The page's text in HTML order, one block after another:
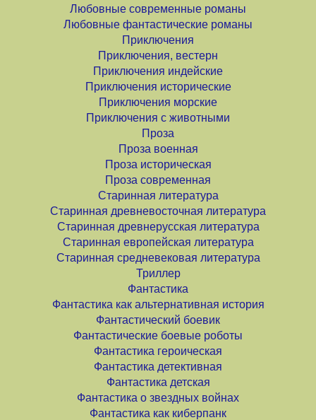
Любовные современные романы
Любовные фантастические романы
Приключения
Приключения, вестерн
Приключения индейские
Приключения исторические
Приключения морские
Приключения с животными
Проза
Проза военная
Проза историческая
Проза современная
Старинная литература
Старинная древневосточная литература
Старинная древнерусская литература
Старинная европейская литература
Старинная средневековая литература
Триллер
Фантастика
Фантастика как альтернативная история
Фантастический боевик
Фантастические боевые роботы
Фантастика героическая
Фантастика детективная
Фантастика детская
Фантастика о звездных войнах
Фантастика как киберпанк